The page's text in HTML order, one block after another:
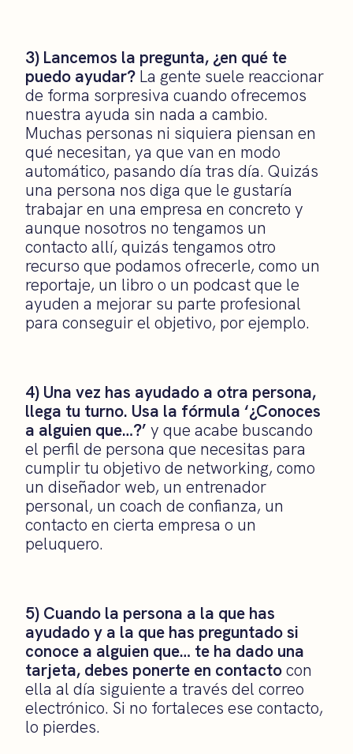
3) Lancemos la pregunta, ¿en qué te
puedo ayudar? La gente suele reaccionar
de forma sorpresiva cuando ofrecemos
nuestra ayuda sin nada a cambio.
Muchas personas ni siquiera piensan en
qué necesitan, ya que van en modo
automático, pasando día tras día. Quizás
una persona nos diga que le gustaría
trabajar en una empresa en concreto y
aunque nosotros no tengamos un
contacto allí, quizás tengamos otro
recurso que podamos ofrecerle, como un
reportaje, un libro o un podcast que le
ayuden a mejorar su parte profesional
para conseguir el objetivo, por ejemplo.
4) Una vez has ayudado a otra persona,
llega tu turno. Usa la fórmula ‘¿Conoces
a alguien que…?’ y que acabe buscando
el perfil de persona que necesitas para
cumplir tu objetivo de networking, como
un diseñador web, un entrenador
personal, un coach de confianza, un
contacto en cierta empresa o un
peluquero.
5) Cuando la persona a la que has
ayudado y a la que has preguntado si
conoce a alguien que… te ha dado una
tarjeta, debes ponerte en contactocon
ella al día siguiente a través del correo
electrónico. Si no fortaleces ese contacto,
lo pierdes.